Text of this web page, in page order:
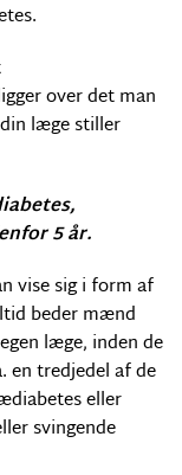
over det man
læge stiller
5 år.
vise sig i form af
beder mænd
læge, inden de
en tredjedel af de
eller
svingende